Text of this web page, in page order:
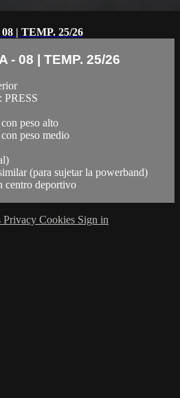
| TEMP. 25/26
- 08 | TEMP. 25/26
PRESS
peso alto
peso medio
(para sujetar la powerband)
centro deportivo
Privacy Cookies Sign in